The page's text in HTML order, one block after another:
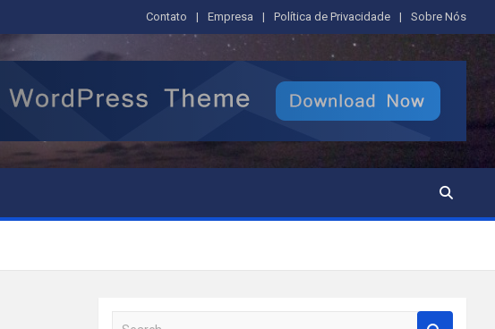
Contato Empresa Política de Privacidade Sobre Nós